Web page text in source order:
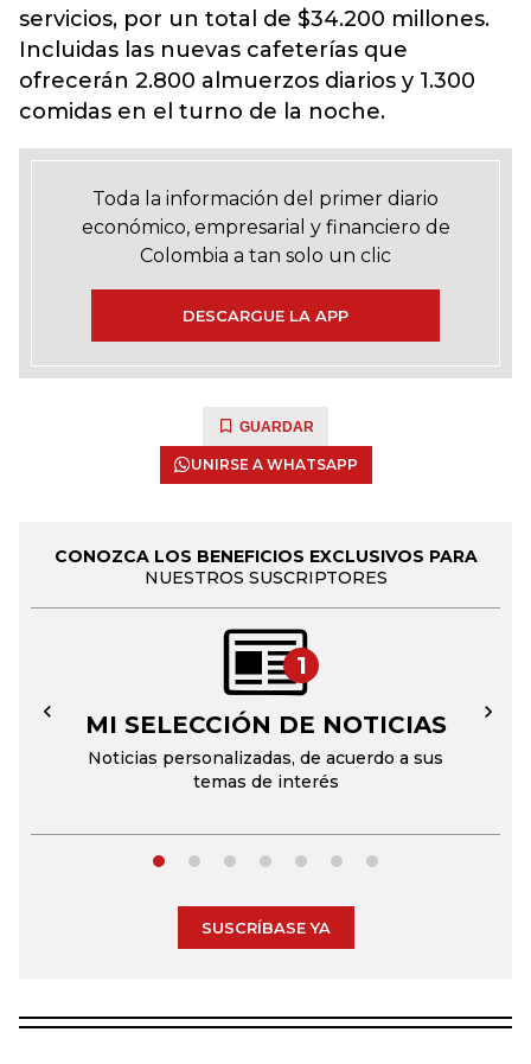
servicios, por un total de $34.200 millones.
Incluidas las nuevas cafeterías que
ofrecerán 2.800 almuerzos diarios y 1.300
comidas en el turno de la noche.
Toda la información del primer diario
económico, empresarial y financiero de
Colombia a tan solo un clic
DESCARGUE LA APP
GUARDAR
UNIRSE A WHATSAPP
CONOZCA LOS BENEFICIOS EXCLUSIVOS PARA
NUESTROS SUSCRIPTORES
1
MI SELECCIÓN DE NOTICIAS
Noticias personalizadas, de acuerdo a sus
temas de interés
← →
SUSCRÍBASE YA